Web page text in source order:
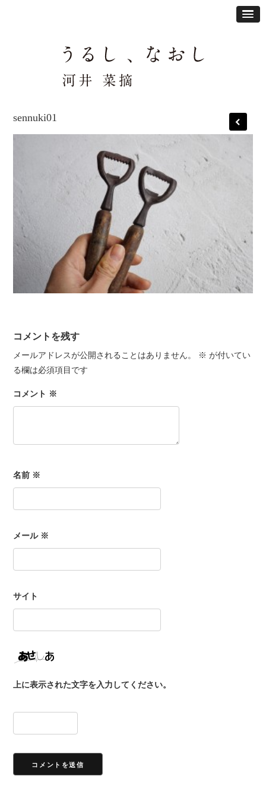
sennuki01
コメントを残す
メールアドレスが公開されることはありません。 ※ が付いてい
る欄は必須項目です
コメント ※
名前 ※
メール ※
サイト
上に表示された文字を入力してください。